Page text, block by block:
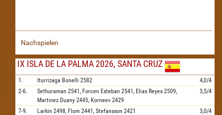
Nachspielen
IX ISLA DE LA PALMA 2026, SANTA CRUZ
1. Iturrizaga Bonelli 2582
4,0/4
2-6.
Sethuraman 2541, Forcen Esteban 2541, Elias Reyes 2509,
Martinez Duany 2445, Korneev 2429
3,5/4
7-9. Larkin 2498, Flom 2441, Stefansson 2421 3,0/4